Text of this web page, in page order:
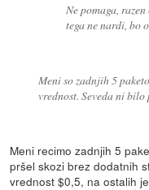
Ne pomaga,
tega ne nardi, bo
Meni so zadnjih 5
vrednost. Seveda ni
Meni recimo zadnjih 5
pršel skozi brez dodatnih
vrednost $0,5, na ostalih